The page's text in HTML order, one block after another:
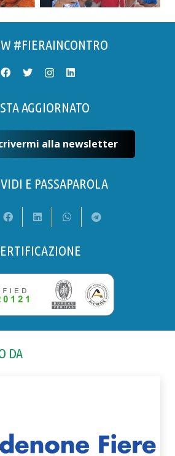
#FIERAINCONTRO
AGGIORNATO
alla newsletter
E PASSAPAROLA
DA